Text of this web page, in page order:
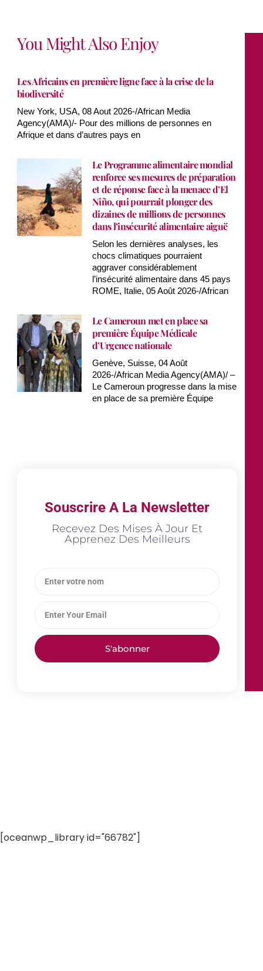
You Might Also Enjoy
Les Africains en première ligne face à la crise de la
biodiversité
New York, USA, 08 Aout 2026-/African Media
Agency(AMA)/- Pour des millions de personnes en
Afrique et dans d’autres pays en
Le Programme alimentaire mondial
renforce ses mesures de préparation
et de réponse face à la menace d’El
Niño, qui pourrait plonger des
dizaines de millions de personnes
dans l’insécurité alimentaire aiguë
Selon les dernières analyses, les
chocs climatiques pourraient
aggraver considérablement
l’insécurité alimentaire dans 45 pays
ROME, Italie, 05 Août 2026-/African
Le Cameroun met en place sa
première Équipe Médicale
d’Urgence nationale
Genève, Suisse, 04 Août
2026-/African Media Agency(AMA)/ –
Le Cameroun progresse dans la mise
en place de sa première Équipe
Souscrire A La Newsletter
Recevez Des Mises À Jour Et
Apprenez Des Meilleurs
S'abonner
[oceanwp_library id="66782"]